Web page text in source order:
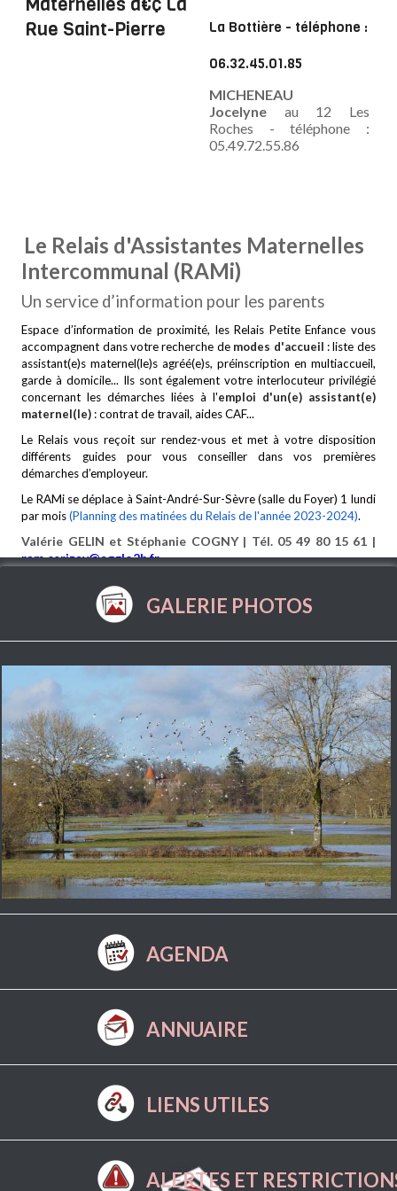
La Bottière - téléphone :
06.32.45.01.85
MICHENEAU
Jocelyne au 12 Les
Roches - téléphone :
05.49.72.55.86
Le Relais d'Assistantes Maternelles
Intercommunal (RAMi)
Un service d’information pour les parents
Espace d’information de proximité, les Relais Petite Enfance vous
accompagnent dans votre recherche de modes d'accueil : liste des
assistant(e)s maternel(le)s agréé(e)s, préinscription en multiaccueil,
garde à domicile... Ils sont également votre interlocuteur privilégié
concernant les démarches liées à l'emploi d'un(e) assistant(e)
maternel(le) : contrat de travail, aides CAF...
Le Relais vous reçoit sur rendez-vous et met à votre disposition
différents guides pour vous conseiller dans vos premières
démarches d’employeur.
Le RAMi se déplace à Saint-André-Sur-Sèvre (salle du Foyer) 1 lundi
par mois(Planning des matinées du Relais de l'année 2023-2024).
Valérie GELIN et Stéphanie COGNY | Tél. 05 49 80 15 61 |
ram.cerizay@agglo2b.fr
GALERIE PHOTOS
AGENDA
ANNUAIRE
LIENS UTILES
ALERTES ET